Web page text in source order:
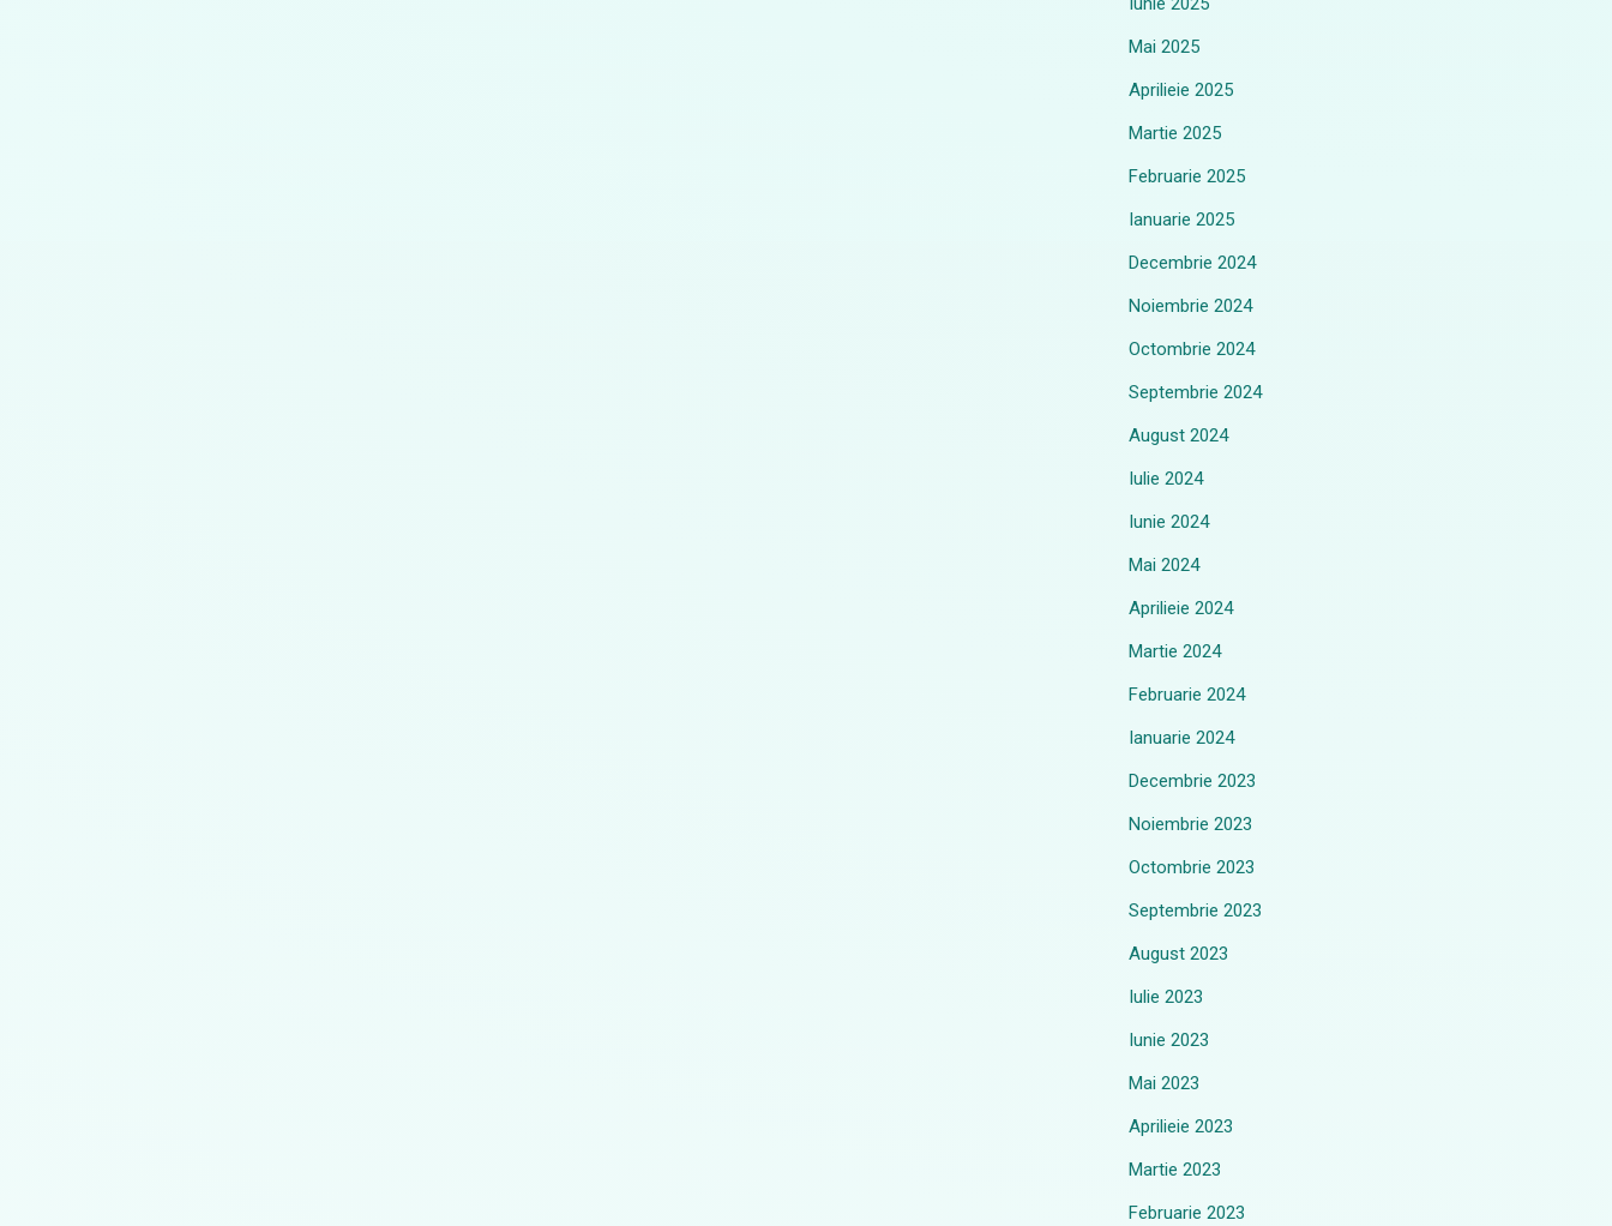
Mai 2025
Aprilieie 2025
Martie 2025
Februarie 2025
Ianuarie 2025
Decembrie 2024
Noiembrie 2024
Octombrie 2024
Septembrie 2024
August 2024
Iulie 2024
Iunie 2024
Mai 2024
Aprilieie 2024
Martie 2024
Februarie 2024
Ianuarie 2024
Decembrie 2023
Noiembrie 2023
Octombrie 2023
Septembrie 2023
August 2023
Iulie 2023
Iunie 2023
Mai 2023
Aprilieie 2023
Martie 2023
Februarie 2023